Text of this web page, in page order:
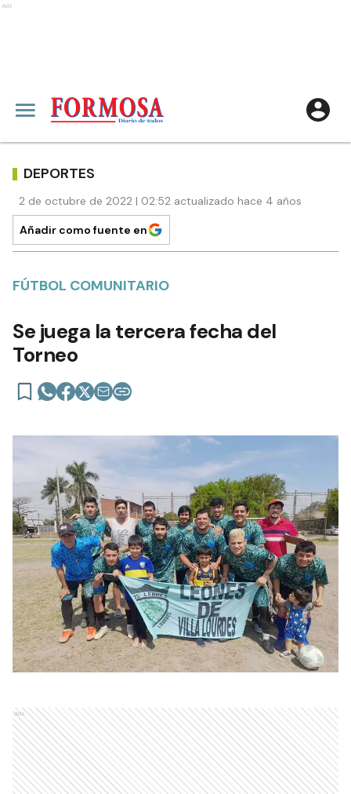
Ads
DEPORTES
2 de octubre de 2022 | 02:52 actualizado hace 4 años
Añadir como fuente en
FÚTBOL COMUNITARIO
Se juega la tercera fecha del
Torneo
Ads